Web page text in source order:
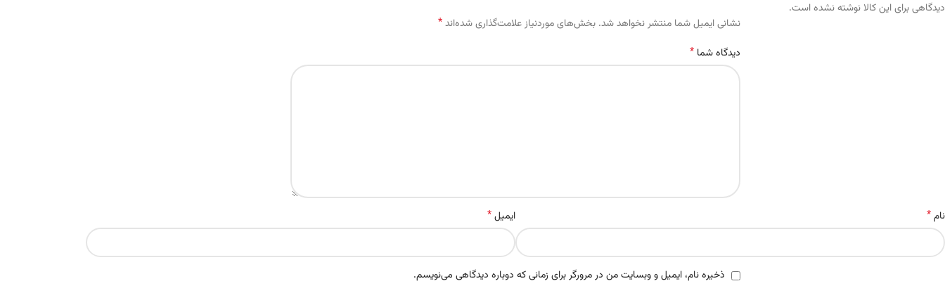
دیدگاهی برای این کالا نوشته نشده است.
نشانی ایمیل شما منتشر نخواهد شد. بخش‌های موردنیاز علامت‌گذاری شده‌اند*
دیدگاه شما *
نام* ایمیل*
ذخیره نام، ایمیل و وبسایت من در مرورگر برای زمانی که دوباره دیدگاهی می‌نویسم.